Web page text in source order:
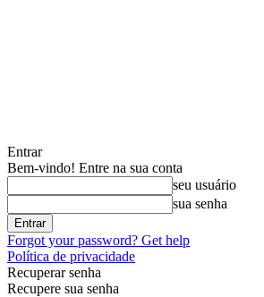
Entrar
Bem-vindo! Entre na sua conta
seu usuário
sua senha
Forgot your password? Get help
Política de privacidade
Recuperar senha
Recupere sua senha